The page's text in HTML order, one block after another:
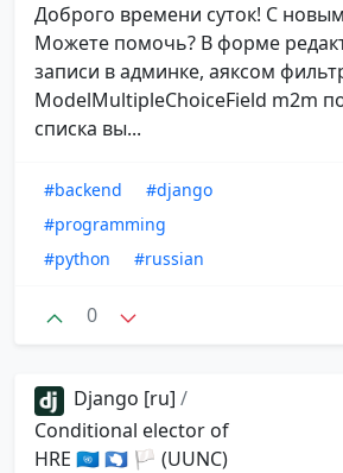
Доброго времени суток! С
Можете помочь? В форме
записи в админке, аяксом
ModelMultipleChoiceField m2m
списка вы...
#backend
#django
#programming
#python
#russian
0
Django [ru] /
Conditional elector of
HRE 🇺🇳 🇦🇶 🏳 (UUNC)